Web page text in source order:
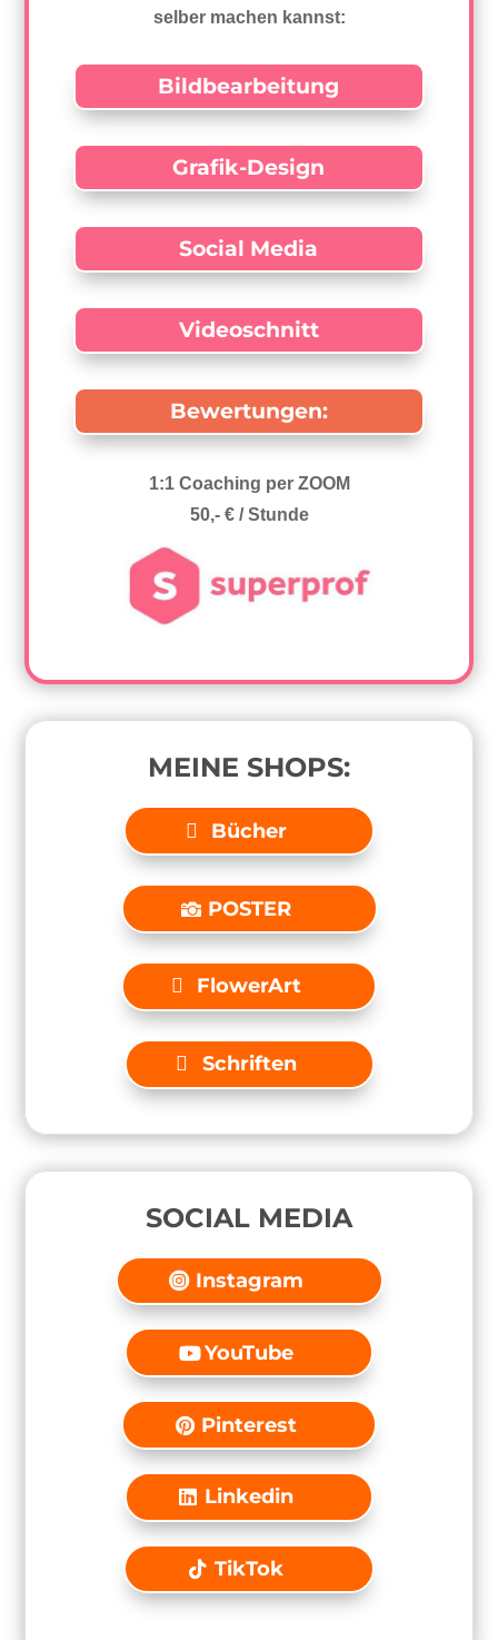
selber machen kannst:
Bildbearbeitung
Grafik-Design
Social Media
Videoschnitt
Bewertungen:
1:1 Coaching per ZOOM
50,- € / Stunde
MEINE SHOPS:
Bücher
POSTER
FlowerArt
Schriften
SOCIAL MEDIA
Instagram
YouTube
Pinterest
Linkedin
TikTok